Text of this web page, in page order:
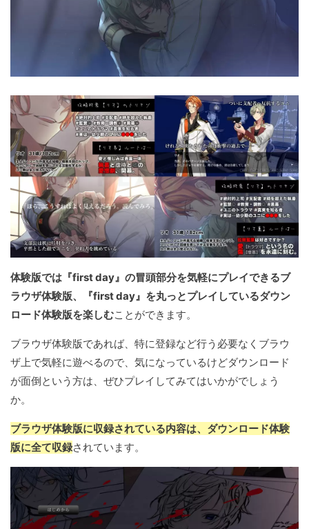
体験版では『first day』の冒頭部分を気軽にプレイできるブ
ラウザ体験版、『first day』を丸っとプレイしているダウン
ロード体験版を楽しむことができます。
ブラウザ体験版であれば、特に登録など行う必要なくブラウ
ザ上で気軽に遊べるので、気になっているけどダウンロード
が面倒という方は、ぜひプレイしてみてはいかがでしょう
か。
ブラウザ体験版に収録されている内容は、ダウンロード体験
版に全て収録されています。